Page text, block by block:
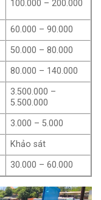
100.000 – 200.000
60.000 – 90.000
50.000 – 80.000
80.000 – 140.000
3.500.000 –
5.500.000
3.000 – 5.000
Khảo sát
30.000 – 60.000